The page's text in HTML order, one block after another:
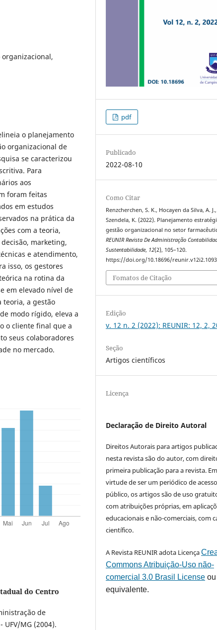
organizacional,
o planejamento
organizacional de
se caracterizou
Para
aos
foram feitas
em estudos
na prática da
com a teoria,
marketing,
e atendimento,
isso, os gestores
na rotina da
em elevado nível de
teoria, a gestão
modo rígido, eleva a
o cliente final que a
seus colaboradores
no mercado.
do Centro
de
UFV/MG (2004).
pdf
Publicado
2022-08-10
Como Citar
Renzcherchen, S. K., Hocayen da Silva, A.
Szendela, K. (2022). Planejamento
gestão organizacional no setor
REUNIR Revista De Administração
Sustentabilidade, 12(2), 105–120.
https://doi.org/10.18696/reunir.v12i2.1093
Fomatos de Citação
Edição
v. 12 n. 2 (2022): REUNIR: 12, 2,
Seção
Artigos científicos
Licença
Declaração de Direito Autoral
Direitos Autorais para artigos
nesta revista são do autor, com
primeira publicação para a revista. Em
virtude de ser um periódico de acesso
público, os artigos são de uso
com atribuições próprias, em
educacionais e não-comerciais, com
científico.
A Revista REUNIR adota Licença
Commons Atribuição-Uso não-
comercial 3.0 Brasil License
equivalente.